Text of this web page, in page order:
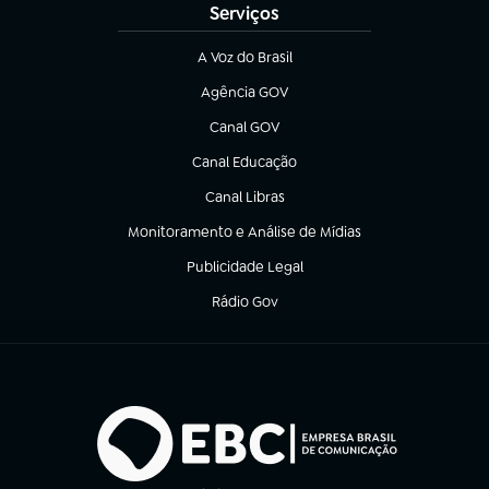
Serviços
A Voz do Brasil
(abre em nova aba)
Agência GOV
(abre em nova aba)
Canal GOV
(abre em nova aba)
Canal Educação
(abre em nova aba)
Canal Libras
(abre em nova aba)
Monitoramento e Análise de Mídias
(abre em nova aba)
Publicidade Legal
(abre em nova aba)
Rádio Gov
(abre em nova aba)